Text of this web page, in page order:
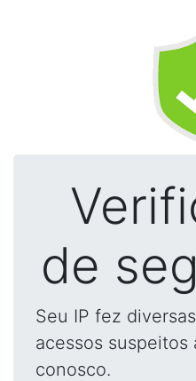
de
Seu IP fez
acessos suspeitos
conosco.